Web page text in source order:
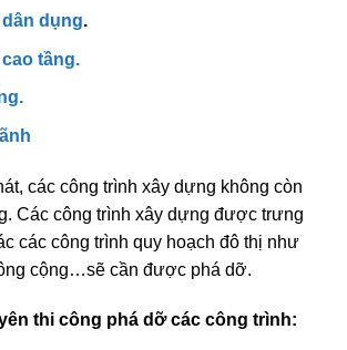
dụng.
tầng.
các công trình xây dựng không còn
Các công trình xây dựng được trưng
các công trình quy hoạch đô thị như
cộng…sẽ cần được phá dỡ.
thi công phá dỡ các công trình: